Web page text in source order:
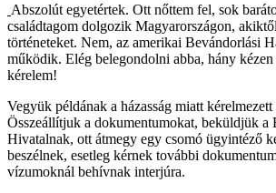
Abszolút egyetértek. Ott nőttem fel, sok
családtagom dolgozik Magyarországon,
történeteket. Nem, az amerikai Bevándorlási
működik. Elég belegondolni abba, hány
kérelem!
Vegyük példának a házasság miatt
Összeállítjuk a dokumentumokat, beküldjük a
Hivatalnak, ott átmegy egy csomó ügyintéző
beszélnek, esetleg kérnek további
vízumoknál behívnak interjúra.